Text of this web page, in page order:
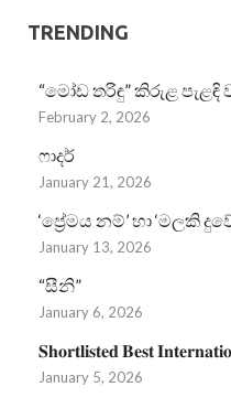
TRENDING
“මෝඩ තරිඳු” කිරුළ පැළඳි
February 2, 2026
ෆාදර්
January 21, 2026
‘ප්‍රේමය නම්’ හා ‘මලකි
January 13, 2026
“සීනි”
January 6, 2026
𝐒𝐡𝐨𝐫𝐭𝐥𝐢𝐬𝐭𝐞𝐝 𝐁𝐞𝐬𝐭
January 5, 2026